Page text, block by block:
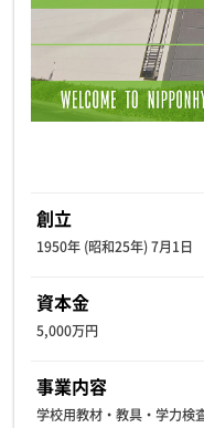
創立
1950年 (昭和25年) 7月1日
資本金
5,000万円
事業内容
学校用教材・教具・学力検